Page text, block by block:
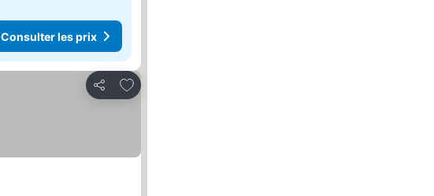
Consulter les prix
Partager
Ajouter à mes favoris